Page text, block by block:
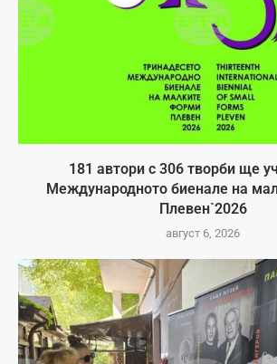
181 автори с 306 творби ще
Международното биенале на
Плевен`2026
август 6, 2026